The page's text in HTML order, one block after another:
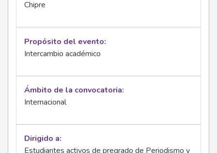
Chipre
Propósito del evento
Intercambio académico
Ámbito de la convocatoria
Internacional
Dirigido a
Estudiantes activos de pregrado de Periodismo y